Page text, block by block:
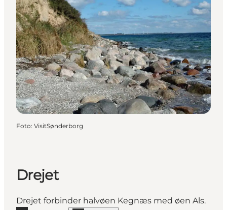
Foto: VisitSønderborg
Drejet
Drejet forbinder halvøen Kegnæs med øen Als.